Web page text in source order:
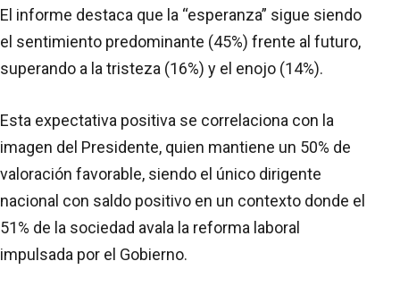
El informe destaca que la “esperanza” sigue siendo
el sentimiento predominante (45%) frente al futuro,
superando a la tristeza (16%) y el enojo (14%).
Esta expectativa positiva se correlaciona con la
imagen del Presidente, quien mantiene un 50% de
valoración favorable, siendo el único dirigente
nacional con saldo positivo en un contexto donde el
51% de la sociedad avala la reforma laboral
impulsada por el Gobierno.